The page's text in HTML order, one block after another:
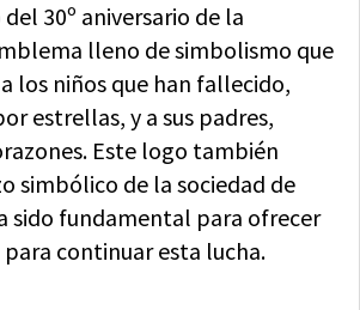
30º aniversario de la
lleno de simbolismo que
los niños que han fallecido,
estrellas, y a sus padres,
Este logo también
simbólico de la sociedad de
sido fundamental para ofrecer
continuar esta lucha.